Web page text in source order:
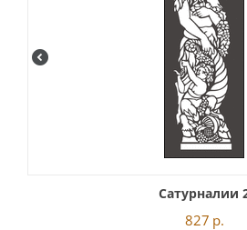
Сатурналии
827 р.